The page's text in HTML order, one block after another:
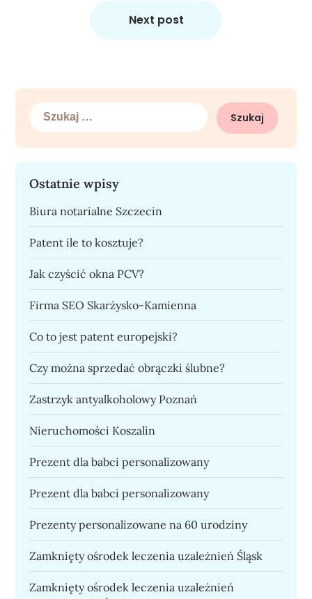
Next post
Szukaj:
Ostatnie wpisy
Biura notarialne Szczecin
Patent ile to kosztuje?
Jak czyścić okna PCV?
Firma SEO Skarżysko-Kamienna
Co to jest patent europejski?
Czy można sprzedać obrączki ślubne?
Zastrzyk antyalkoholowy Poznań
Nieruchomości Koszalin
Prezent dla babci personalizowany
Prezent dla babci personalizowany
Prezenty personalizowane na 60 urodziny
Zamknięty ośrodek leczenia uzależnień Śląsk
Zamknięty ośrodek leczenia uzależnień